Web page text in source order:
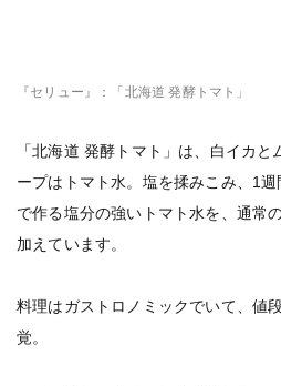
『セリュー』：「北海道 発酵トマト」
「北海道 発酵トマト」は、白イカ
ープはトマト水。塩を揉みこみ、1
で作る塩分の強いトマト水を、通常
加えています。
料理はガストロノミックでいて、値
覚。